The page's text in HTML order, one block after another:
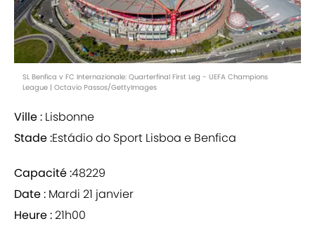
SL Benfica v FC Internazionale: Quarterfinal First Leg - UEFA Champions
League | Octavio Passos/GettyImages
Ville : Lisbonne
Stade :Estádio do Sport Lisboa e Benfica
Capacité :48229
Date : Mardi 21 janvier
Heure :21h00